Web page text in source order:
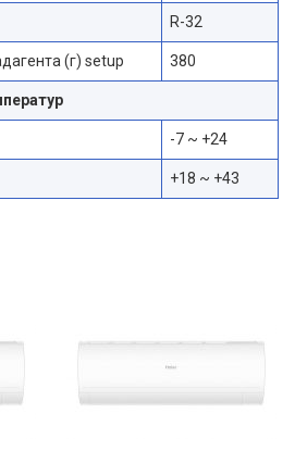
R-32
(г) setup 380
-7 ~ +24
+18 ~ +43